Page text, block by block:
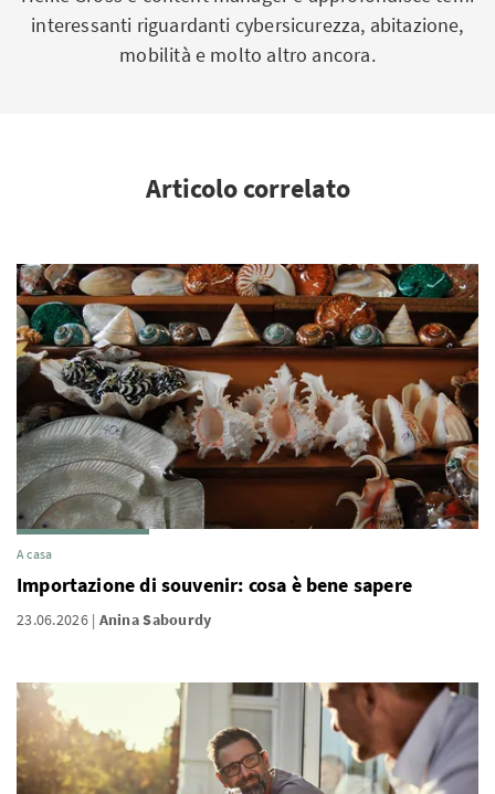
interessanti riguardanti cybersicurezza, abitazione,
mobilità e molto altro ancora.
Articolo correlato
A casa
Importazione di souvenir: cosa è bene sapere
23.06.2026 Anina Sabourdy